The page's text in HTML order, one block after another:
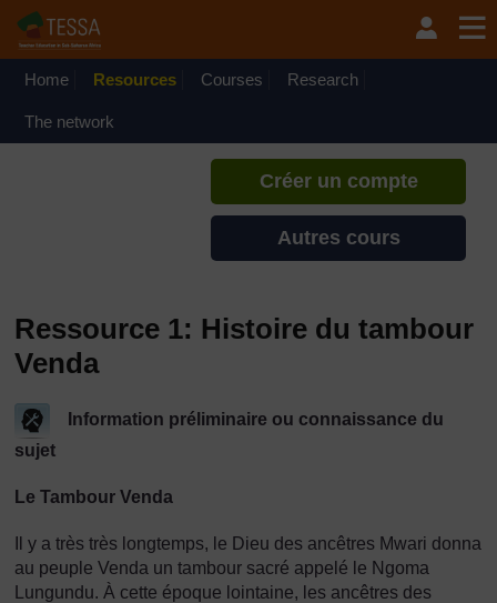
Home Resources Courses Research
The network
Si vous créez un compte, vous
pouvez établir un profil
Créer un compte
Autres cours
Ressource 1: Histoire du tambour
Venda
Information préliminaire ou connaissance du
sujet
Le Tambour Venda
Il y a très très longtemps, le Dieu des ancêtres Mwari donna
au peuple Venda un tambour sacré appelé le Ngoma
Lungundu. À cette époque lointaine, les ancêtres des